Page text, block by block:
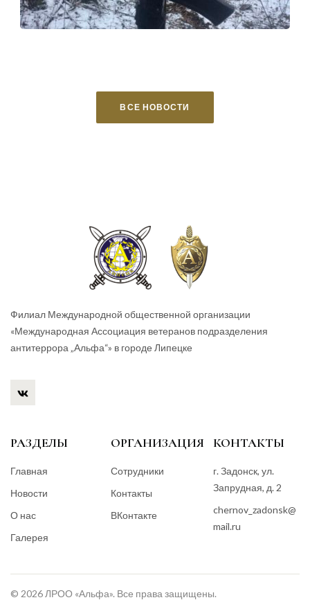
ВСЕ НОВОСТИ
Филиал Международной общественной организации
«Международная Ассоциация ветеранов подразделения
антитеррора „Альфа“» в городе Липецке
РАЗДЕЛЫ
Главная
Новости
О нас
Галерея
ОРГАНИЗАЦИЯ
Сотрудники
Контакты
ВКонтакте
КОНТАКТЫ
г. Задонск, ул.
Запрудная, д. 2
chernov_zadonsk@
mail.ru
© 2026 ЛРОО «Альфа». Все права защищены.